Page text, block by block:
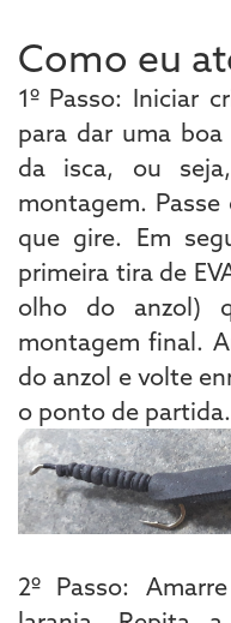
Como eu
1º Passo: Iniciar
para dar uma
da isca, ou
montagem.
que gire. Em
primeira tira de
olho do anzol)
montagem final.
do anzol e volte
o ponto de partida.
2º Passo: